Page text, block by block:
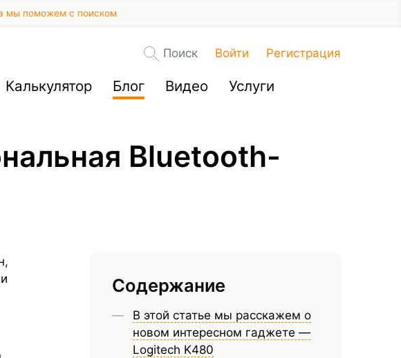
мы поможем с поиском
Поиск Войти Регистрация
Калькулятор Блог Видео Услуги
Bluetooth-
Содержание
В этой статье мы расскажем о
новом интересном гаджете —
Logitech K480